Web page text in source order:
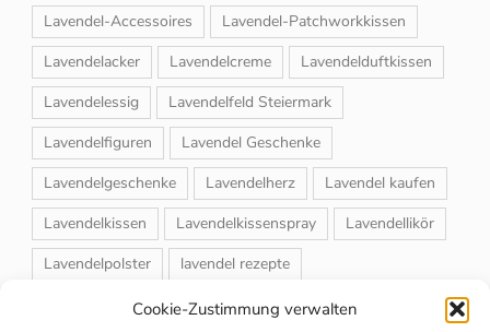
Cookie-Zustimmung verwalten
Lavendel-Accessoires
Lavendel-Patchworkkissen
Lavendelacker
Lavendelcreme
Lavendelduftkissen
Lavendelessig
Lavendelfeld Steiermark
Lavendelfiguren
Lavendel Geschenke
Lavendelgeschenke
Lavendelherz
Lavendel kaufen
Lavendelkissen
Lavendelkissenspray
Lavendellikör
Lavendelpolster
lavendel rezepte
Lavendelrosmarin Creme
Lavendelsackerl